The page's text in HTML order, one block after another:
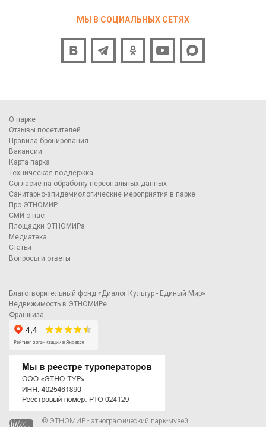
МЫ В СОЦИАЛЬНЫХ СЕТЯХ
О парке
Отзывы посетителей
Правила бронирования
Вакансии
Карта парка
Техническая поддержка
Согласие на обработку персональных данных
Санитарно-эпидемиологические мероприятия в парке
Про ЭТНОМИР
СМИ о нас
Площадки ЭТНОМИРа
Медиатека
Статьи
Вопросы и ответы
Благотворительный фонд «Диалог Культур - Единый Мир»
Недвижимость в ЭТНОМИРе
Франшиза
© ЭТНОМИР - этнографический парк-музей